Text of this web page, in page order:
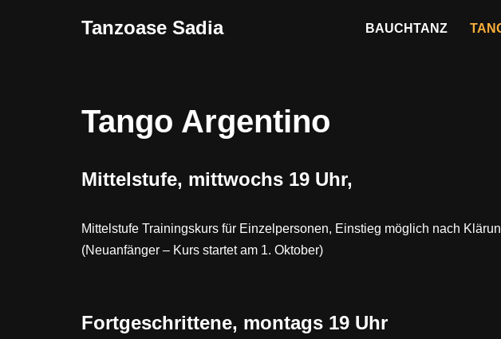
Tanzoase Sadia BAUCHTANZ
Tango Argentino
Mittelstufe, mittwochs 19 Uhr,
Mittelstufe Trainingskurs für Einzelpersonen, Einstieg möglich nach
(Neuanfänger – Kurs startet am 1. Oktober)
Fortgeschrittene, montags 19 Uhr